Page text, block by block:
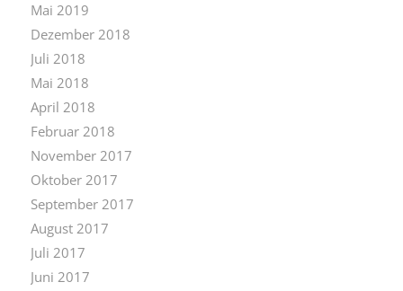
Mai 2019
Dezember 2018
Juli 2018
Mai 2018
April 2018
Februar 2018
November 2017
Oktober 2017
September 2017
August 2017
Juli 2017
Juni 2017